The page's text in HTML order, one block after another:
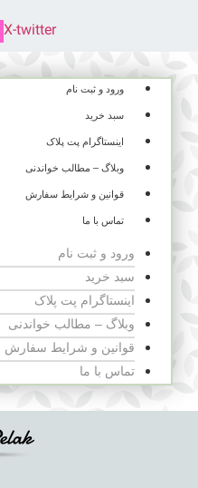
X-twitter
ورود و ثبت نام
سبد خرید
اینستاگرام پت پلاک
وبلاگ – مطالب خواندنی
قوانین و شرایط سفارش
تماس با ما
ورود و ثبت نام
سبد خرید
اینستاگرام پت پلاک
وبلاگ – مطالب خواندنی
قوانین و شرایط سفارش
تماس با ما